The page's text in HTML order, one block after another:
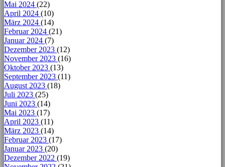
Mai 2024 (22)
April 2024 (10)
März 2024 (14)
Februar 2024 (21)
Januar 2024 (7)
Dezember 2023 (12)
November 2023 (16)
Oktober 2023 (13)
September 2023 (11)
August 2023 (18)
Juli 2023 (25)
Juni 2023 (14)
Mai 2023 (17)
April 2023 (11)
März 2023 (14)
Februar 2023 (17)
Januar 2023 (20)
Dezember 2022 (19)